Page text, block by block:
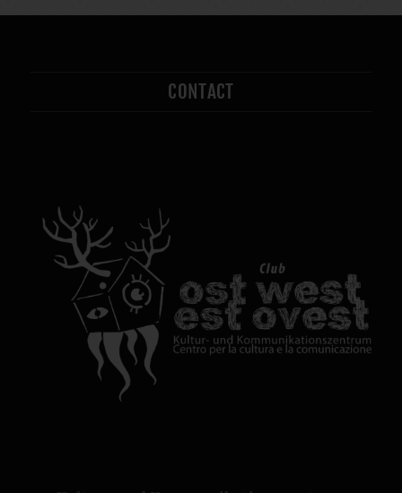
CONTACT